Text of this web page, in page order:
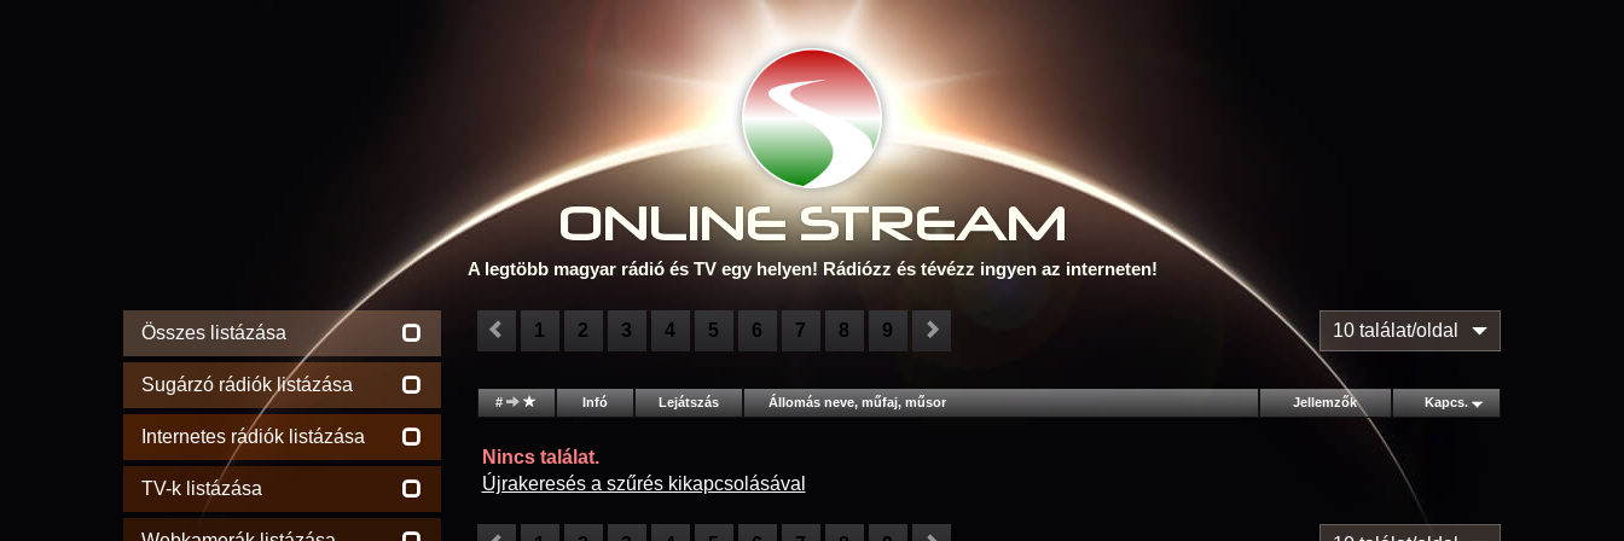
ONLINE STREAM
A legtöbb magyar rádió és TV egy helyen! Rádiózz és tévézz ingyen az interneten!
Összes listázása
Sugárzó rádiók listázása
Internetes rádiók listázása
TV-k listázása
1 2 3 4 5 6 7 8 9 10 találat/oldal
# Infó Lejátszás Állomás neve, műfaj, műsor Jellemzők Kapcs.
Nincs találat.
Újrakeresés a szűrés kikapcsolásával